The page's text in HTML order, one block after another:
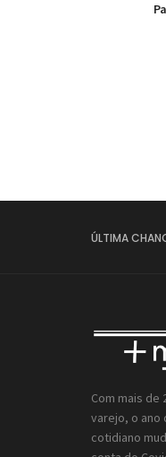
ÚLTIMA
Com mais de
varejo, o ano
cotidiano